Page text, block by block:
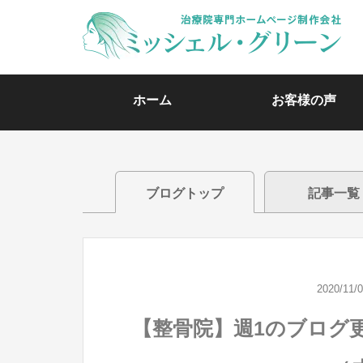
ホーム お客様の声
ブログトップ 記事一覧
2020/11/
【整骨院】週1のブロ